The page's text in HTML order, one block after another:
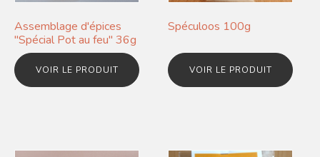
Assemblage d'épices
"Spécial Pot au feu" 36g
VOIR LE PRODUIT
Spéculoos 100g
VOIR LE PRODUIT